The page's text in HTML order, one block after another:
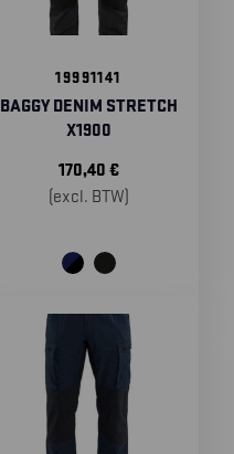
19991141
BAGGY DENIM STRETCH
X1900
170,40 €
(excl. BTW)